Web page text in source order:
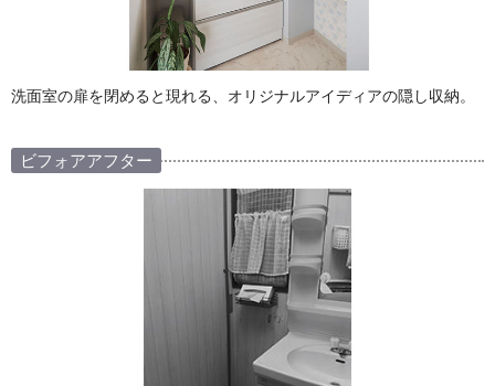
洗面室の扉を閉めると現れる、オリジナルアイディアの隠し収納。
ビフォアアフター